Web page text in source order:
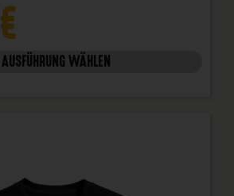
€
AUSFÜHRUNG WÄHLEN